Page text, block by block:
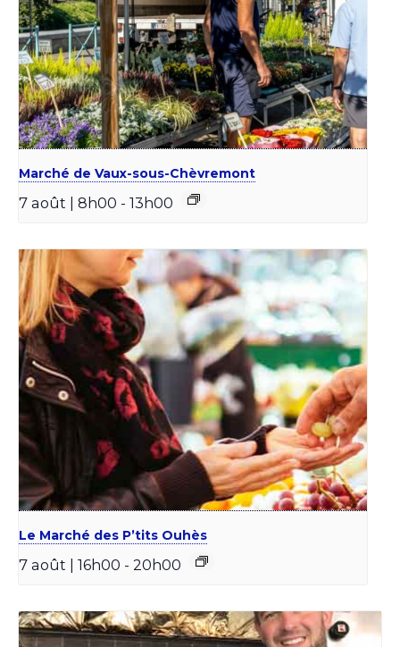
Marché de Vaux-sous-Chèvremont
7 août | 8h00 - 13h00
Le Marché des P’tits Ouhès
7 août | 16h00 - 20h00